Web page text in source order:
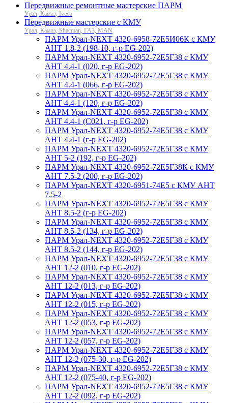
Передвижные ремонтные мастерские ПАРМ
Урал, Камаз, Iveco
Передвижные мастерские с КМУ
Урал, Камаз, Shacman, ГАЗ, MAN
ПАРМ Урал-NEXT 4320-6958-72Е5И06К с КМУ
АНТ 1.8-2 (198-10, г-р EG-202)
ПАРМ Урал-NEXT 4320-6952-72Е5Г38 с КМУ
АНТ 4.4-1 (020, г-р EG-202)
ПАРМ Урал-NEXT 4320-6952-72Е5Г38 с КМУ
АНТ 4.4-1 (066, г-р EG-202)
ПАРМ Урал-NEXT 4320-6952-72Е5Г38 с КМУ
АНТ 4.4-1 (120, г-р EG-202)
ПАРМ Урал-NEXT 4320-6952-72Е5Г38 с КМУ
АНТ 4.4-1 (С021, г-р EG-202)
ПАРМ Урал-NEXT 4320-6952-74Е5Г38 с КМУ
АНТ 4.4-1 (г-р EG-202)
ПАРМ Урал-NEXT 4320-6952-72Е5Г38 с КМУ
АНТ 5-2 (192, г-р EG-202)
ПАРМ Урал-NEXT 4320-6952-72Е5Г38К с КМУ
АНТ 7.5-2 (200, г-р EG-202)
ПАРМ Урал-NEXT 4320-6951-74Е5 с КМУ АНТ
7.5-2
ПАРМ Урал-NEXT 4320-6952-72Е5Г38 с КМУ
АНТ 8.5-2 (г-р EG-202)
ПАРМ Урал-NEXT 4320-6952-72Е5Г38 с КМУ
АНТ 8.5-2 (134, г-р EG-202)
ПАРМ Урал-NEXT 4320-6952-72Е5Г38 с КМУ
АНТ 8.5-2 (144, г-р EG-202)
ПАРМ Урал-NEXT 4320-6952-72Е5Г38 с КМУ
АНТ 12-2 (010, г-р EG-202)
ПАРМ Урал-NEXT 4320-6952-72Е5Г38 с КМУ
АНТ 12-2 (013, г-р EG-202)
ПАРМ Урал-NEXT 4320-6952-72Е5Г38 с КМУ
АНТ 12-2 (015, г-р EG-202)
ПАРМ Урал-NEXT 4320-6952-72Е5Г38 с КМУ
АНТ 12-2 (053, г-р EG-202)
ПАРМ Урал-NEXT 4320-6952-72Е5Г38 с КМУ
АНТ 12-2 (057, г-р EG-202)
ПАРМ Урал-NEXT 4320-6952-72Е5Г38 с КМУ
АНТ 12-2 (075-30, г-р EG-202)
ПАРМ Урал-NEXT 4320-6952-72Е5Г38 с КМУ
АНТ 12-2 (075-40, г-р EG-202)
ПАРМ Урал-NEXT 4320-6952-72Е5Г38 с КМУ
АНТ 12-2 (092, г-р EG-202)